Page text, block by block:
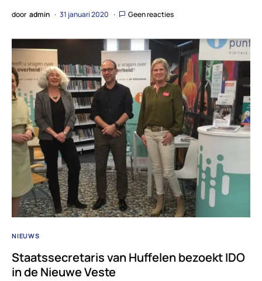
door admin 31 januari 2020 Geen reacties
NIEUWS
Staatssecretaris van Huffelen bezoekt IDO
in de Nieuwe Veste